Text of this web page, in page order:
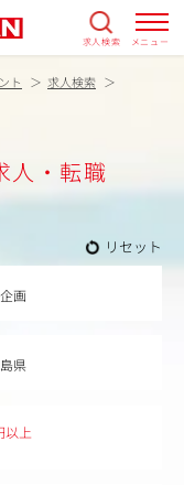
求人検索 メニュー
ト
求人検索
人・転職
リセット
画
県
以上